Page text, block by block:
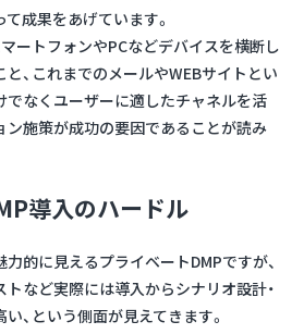
成果をあげています。
ートフォンやPCなどデバイスを横断し
、これまでのメールやWEBサイトとい
でなくユーザーに適したチャネルを活
ン施策が成功の要因であることが読み
導入のハードル
的に見えるプライベートDMPですが、
など実際には導入からシナリオ設計・
、という側面が見えてきます。